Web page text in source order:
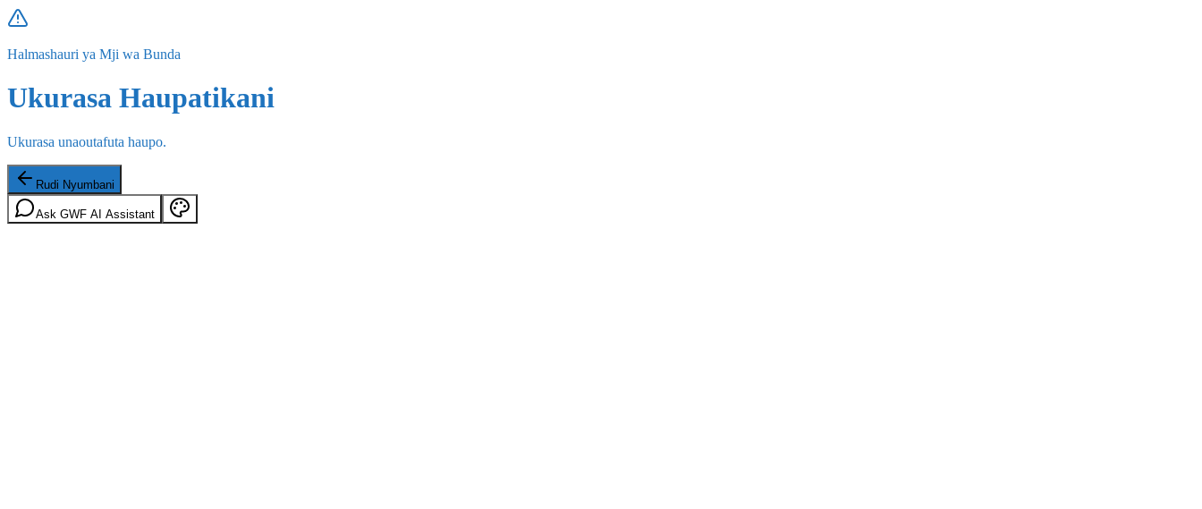
Halmashauri ya Mji wa Bunda
Ukurasa Haupatikani
Ukurasa unaoutafuta haupo.
Rudi Nyumbani
Ask GWF AI Assistant